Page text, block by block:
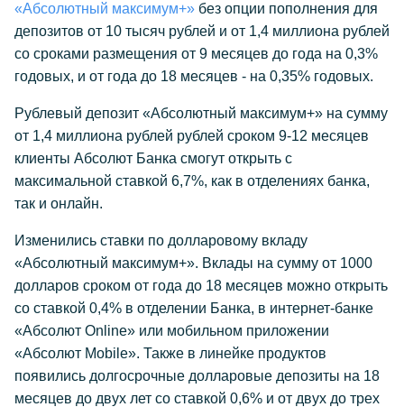
«Абсолютный максимум+» без опции пополнения для
депозитов от 10 тысяч рублей и от 1,4 миллиона рублей
со сроками размещения от 9 месяцев до года на 0,3%
годовых, и от года до 18 месяцев - на 0,35% годовых.
Рублевый депозит «Абсолютный максимум+» на сумму
от 1,4 миллиона рублей рублей сроком 9-12 месяцев
клиенты Абсолют Банка смогут открыть с
максимальной ставкой 6,7%, как в отделениях банка,
так и онлайн.
Изменились ставки по долларовому вкладу
«Абсолютный максимум+». Вклады на сумму от 1000
долларов сроком от года до 18 месяцев можно открыть
со ставкой 0,4% в отделении Банка, в интернет-банке
«Абсолют Online» или мобильном приложении
«Абсолют Mobile». Также в линейке продуктов
появились долгосрочные долларовые депозиты на 18
месяцев до двух лет со ставкой 0,6% и от двух до трех